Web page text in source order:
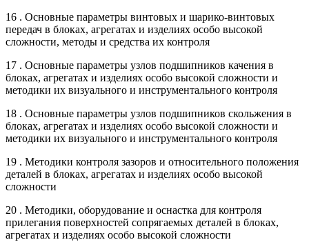
16 . Основные параметры винтовых и шарико-винтовых
передач в блоках, агрегатах и изделиях особо высокой
сложности, методы и средства их контроля
17 . Основные параметры узлов подшипников качения в
блоках, агрегатах и изделиях особо высокой сложности и
методики их визуального и инструментального контроля
18 . Основные параметры узлов подшипников скольжения в
блоках, агрегатах и изделиях особо высокой сложности и
методики их визуального и инструментального контроля
19 . Методики контроля зазоров и относительного положения
деталей в блоках, агрегатах и изделиях особо высокой
сложности
20 . Методики, оборудование и оснастка для контроля
прилегания поверхностей сопрягаемых деталей в блоках,
агрегатах и изделиях особо высокой сложности